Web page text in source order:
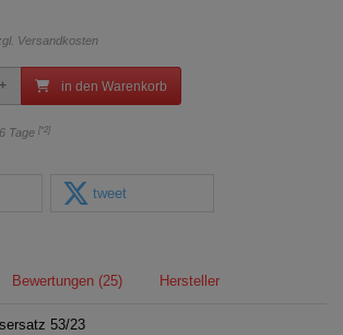
Versandkosten
in den Warenkorb
Tage [*2]
tweet
Bewertungen (25) Hersteller
53/23